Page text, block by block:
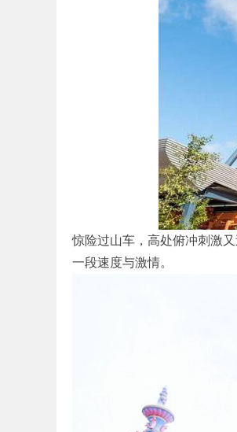
惊险过山车，高处俯冲刺激
一段速度与激情。